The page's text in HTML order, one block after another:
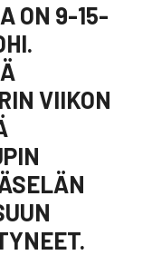
ON 9-15-
VIIKON